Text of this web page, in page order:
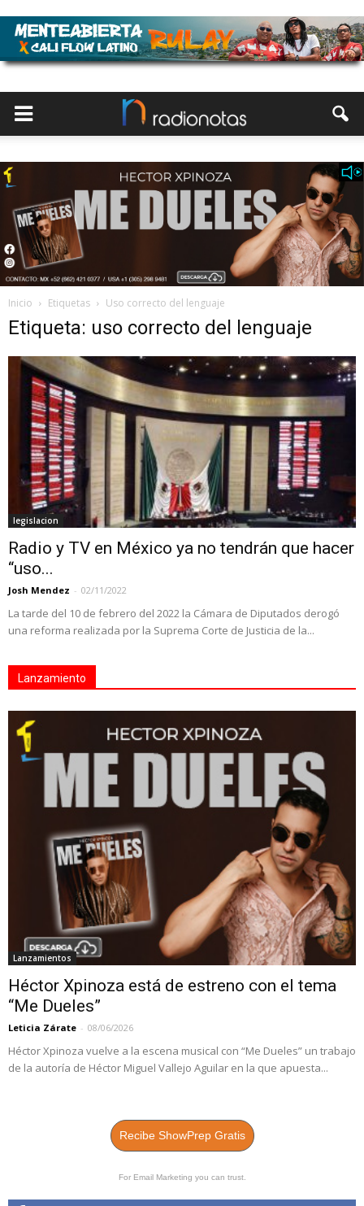
Inicio Etiquetas Uso correcto del lenguaje
Etiqueta: uso correcto del lenguaje
legislacion
Radio y TV en México ya no tendrán que hacer
“uso...
Josh Mendez - 02/11/2022
La tarde del 10 de febrero del 2022 la Cámara de Diputados derogó
una reforma realizada por la Suprema Corte de Justicia de la...
Lanzamiento
Lanzamientos
Héctor Xpinoza está de estreno con el tema
“Me Dueles”
Leticia Zárate - 08/06/2026
Héctor Xpinoza vuelve a la escena musical con “Me Dueles” un trabajo
de la autoría de Héctor Miguel Vallejo Aguilar en la que apuesta...
Recibe ShowPrep Gratis
For Email Marketing you can trust.